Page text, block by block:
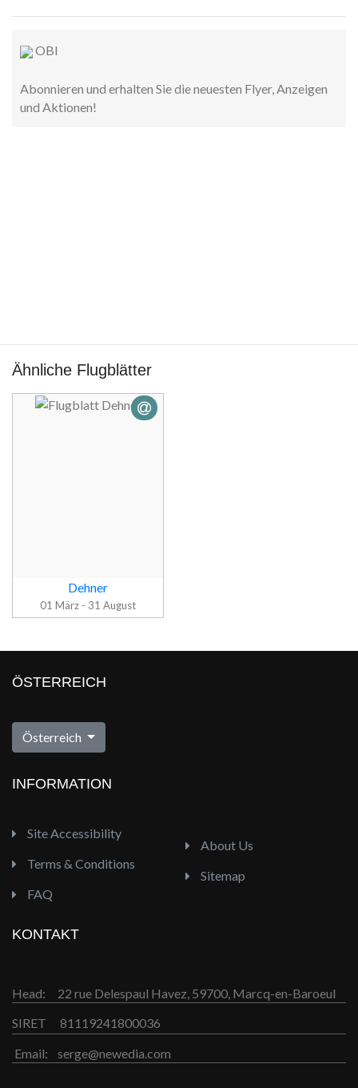
OBI
Abonnieren und erhalten Sie die neuesten Flyer, Anzeigen
und Aktionen!
Ähnliche Flugblätter
Dehner
Dehner
01 März - 31 August
ÖSTERREICH
Österreich
INFORMATION
Site Accessibility
Terms & Conditions
FAQ
About Us
Sitemap
KONTAKT
Head:
22 rue Delespaul Havez, 59700, Marcq-en-Baroeul
SIRET
81119241800036
Email:
serge@newedia.com